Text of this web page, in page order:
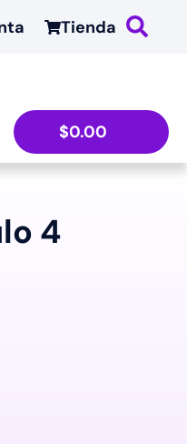
Tienda
$0.00
4